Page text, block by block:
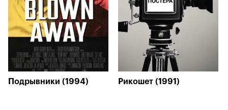
Подрывники (1994) Рикошет (1991)